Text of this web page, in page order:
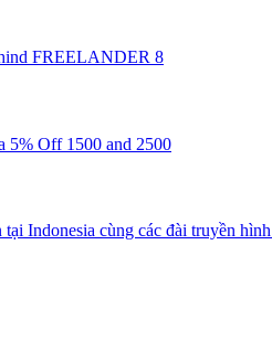
FREELANDER 8
5% Off 1500 and 2500
Indonesia cùng các đài truyền